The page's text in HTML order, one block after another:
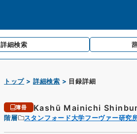
詳細検索
トップ 詳細検索 目録詳細
簿冊 Kashū Mainichi
階層 スタンフォード大学フーヴァー研究